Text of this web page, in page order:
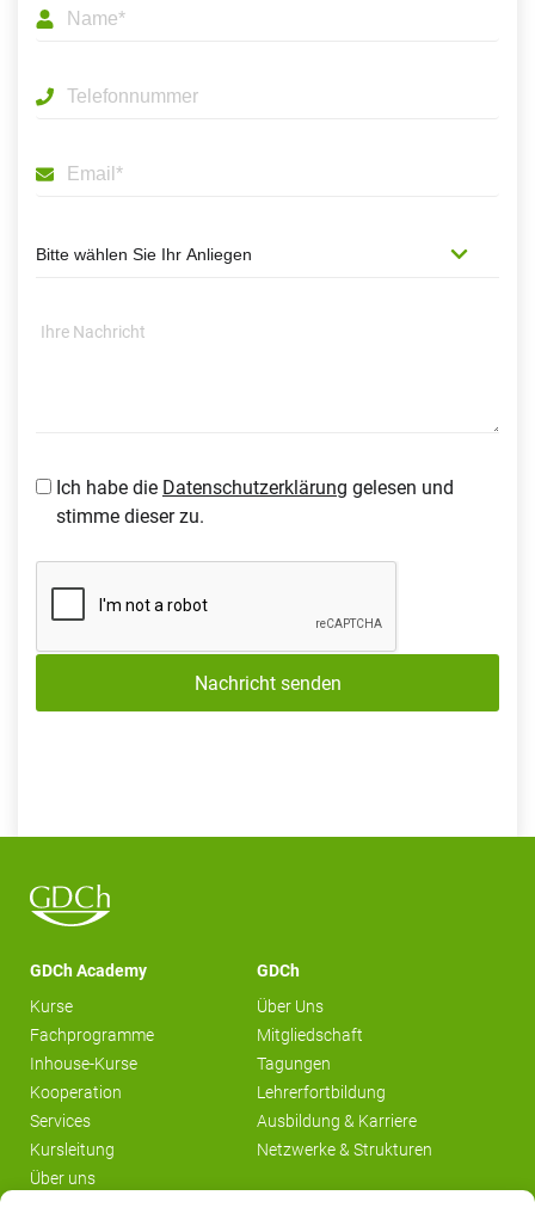
Ich habe die Datenschutzerklärung gelesen und
stimme dieser zu.
Nachricht senden
GDCh Academy
Kurse
Fachprogramme
Inhouse-Kurse
Kooperation
Services
Kursleitung
Über uns
GDCh
Über Uns
Mitgliedschaft
Tagungen
Lehrerfortbildung
Ausbildung & Karriere
Netzwerke & Strukturen